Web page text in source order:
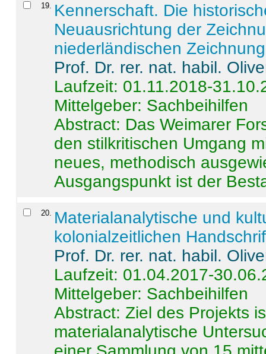
19
Kennerschaft. Die
Neuausrichtung der
niederländischen
Prof. Dr. rer. nat. habil.
Laufzeit: 01.11.2018-
Mittelgeber: Sachbeihilfen
Abstract: Das Weimarer
den stilkritischen Umgang
neues, methodisch
Ausgangspunkt ist der
20
Materialanalytische und
kolonialzeitlichen
Prof. Dr. rer. nat. habil.
Laufzeit: 01.04.2017-
Mittelgeber: Sachbeihilfen
Abstract:Ziel des Projekts
materialanalytische